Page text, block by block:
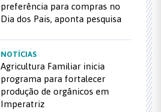
preferência para compras no
Dia dos Pais, aponta pesquisa
NOTÍCIAS
Agricultura Familiar inicia
programa para fortalecer
produção de orgânicos em
Imperatriz